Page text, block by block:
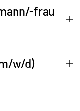
frau
w/d)